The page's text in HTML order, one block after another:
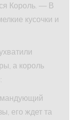
Король. — В
кусочки и
а король
его ждет та